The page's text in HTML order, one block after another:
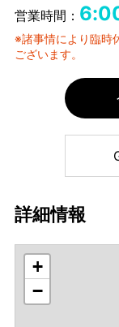
営業時間：
※諸事情により臨時
ございます。
詳細情報
+
−